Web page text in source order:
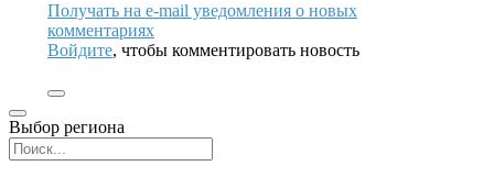
Получать на e‑mail уведомления о новых
комментариях
Войдите, чтобы комментировать новость
Выбор региона